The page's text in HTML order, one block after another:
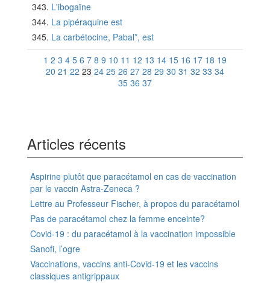
L'ibogaïne
La pipéraquine est
La carbétocine, Pabal*, est
1 2 3 4 5 6 7 8 9 10 11 12 13 14 15 16 17 18 19
20 21 22 23 24 25 26 27 28 29 30 31 32 33 34
35 36 37
Articles récents
Aspirine plutôt que paracétamol en cas de vaccination
par le vaccin Astra-Zeneca ?
Lettre au Professeur Fischer, à propos du paracétamol
Pas de paracétamol chez la femme enceinte?
Covid-19 : du paracétamol à la vaccination impossible
Sanofi, l’ogre
Vaccinations, vaccins anti-Covid-19 et les vaccins
classiques antigrippaux